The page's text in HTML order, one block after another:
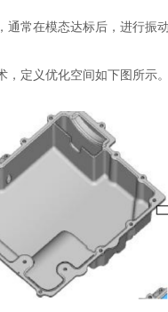
通常在模态达标后，进行振
，定义优化空间如下图所示